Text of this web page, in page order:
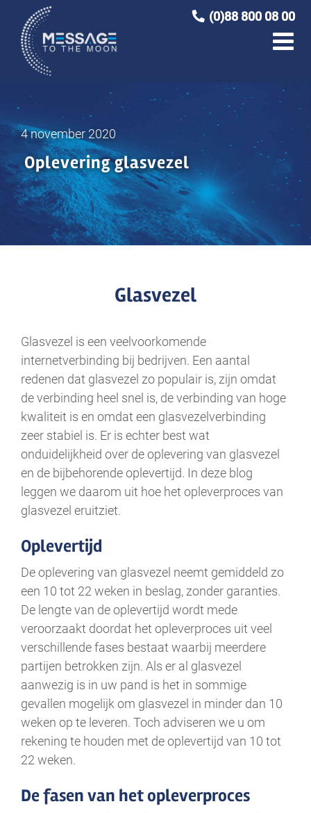
(0)88 800 08 00
naar
inhoud
4 november 2020
Oplevering glasvezel
Glasvezel
Glasvezel is een veelvoorkomende
internetverbinding bij bedrijven. Een aantal
redenen dat glasvezel zo populair is, zijn omdat
de verbinding heel snel is, de verbinding van hoge
kwaliteit is en omdat een glasvezelverbinding
zeer stabiel is. Er is echter best wat
onduidelijkheid over de oplevering van glasvezel
en de bijbehorende oplevertijd. In deze blog
leggen we daarom uit hoe het opleverproces van
glasvezel eruitziet.
Oplevertijd
De oplevering van glasvezel neemt gemiddeld zo
een 10 tot 22 weken in beslag, zonder garanties.
De lengte van de oplevertijd wordt mede
veroorzaakt doordat het opleverproces uit veel
verschillende fases bestaat waarbij meerdere
partijen betrokken zijn. Als er al glasvezel
aanwezig is in uw pand is het in sommige
gevallen mogelijk om glasvezel in minder dan 10
weken op te leveren. Toch adviseren we u om
rekening te houden met de oplevertijd van 10 tot
22 weken.
De fasen van het opleverproces